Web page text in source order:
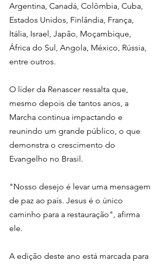
Argentina, Canadá, Colômbia, Cuba,
Estados Unidos, Finlândia, França,
Itália, Israel, Japão, Moçambique,
África do Sul, Angola, México, Rússia,
entre outros.
O líder da Renascer ressalta que,
mesmo depois de tantos anos, a
Marcha continua impactando e
reunindo um grande público, o que
demonstra o crescimento do
Evangelho no Brasil.
"Nosso desejo é levar uma mensagem
de paz ao país. Jesus é o único
caminho para a restauração", afirma
ele.
A edição deste ano está marcada para